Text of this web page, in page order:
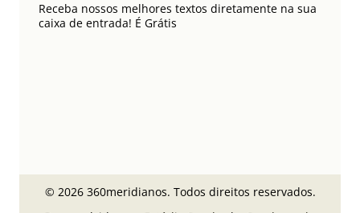
Receba nossos melhores textos diretamente na sua
caixa de entrada! É Grátis
© 2026 360meridianos. Todos direitos reservados.